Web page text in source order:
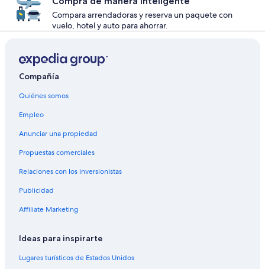
Compara arrendadoras y reserva un paquete con
vuelo, hotel y auto para ahorrar.
Compañía
Quiénes somos
Empleo
Anunciar una propiedad
Propuestas comerciales
Relaciones con los inversionistas
Publicidad
Affiliate Marketing
Ideas para inspirarte
Lugares turísticos de Estados Unidos